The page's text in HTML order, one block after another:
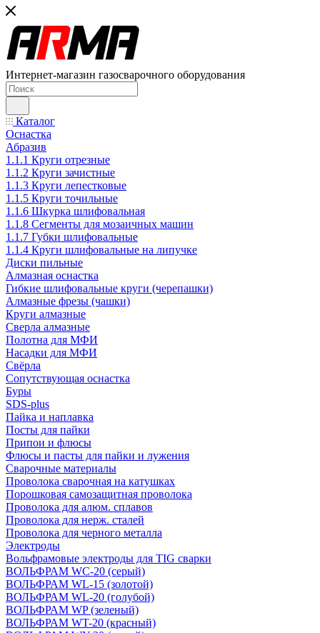
Интернет-магазин газосварочного оборудования
Каталог
Оснастка
Абразив
1.1.1 Круги отрезные
1.1.2 Круги зачистные
1.1.3 Круги лепестковые
1.1.5 Круги точильные
1.1.6 Шкурка шлифовальная
1.1.8 Сегменты для мозаичных машин
1.1.7 Губки шлифовальные
1.1.4 Круги шлифовальные на липучке
Диски пильные
Алмазная оснастка
Гибкие шлифовальные круги (черепашки)
Алмазные фрезы (чашки)
Круги алмазные
Сверла алмазные
Полотна для МФИ
Насадки для МФИ
Свёрла
Сопутствующая оснастка
Буры
SDS-plus
Пайка и наплавка
Посты для пайки
Припои и флюсы
Флюсы и пасты для пайки и лужения
Сварочные материалы
Проволока сварочная на катушках
Порошковая самозащитная проволока
Проволока для алюм. сплавов
Проволока для нерж. сталей
Проволока для черного металла
Электроды
Вольфрамовые электроды для TIG сварки
ВОЛЬФРАМ WC-20 (серый)
ВОЛЬФРАМ WL-15 (золотой)
ВОЛЬФРАМ WL-20 (голубой)
ВОЛЬФРАМ WP (зеленый)
ВОЛЬФРАМ WT-20 (красный)